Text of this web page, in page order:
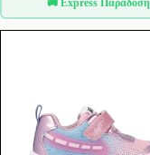
🚚 Express Παράδοση